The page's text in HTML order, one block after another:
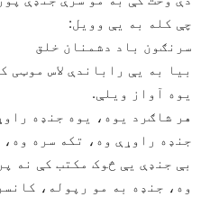
چې کله به یې وویل:
سرنګون باد دشمنان خلق
بیا به یې راباندې لاس موټی
یوه آواز ویلې.
هر شاګرد یوه، یوه جنډه
جنډه راوړې وه، تکه سره
بې جنډې یې څوک مکتب کې نه
وه، جنډه به مو رپوله،